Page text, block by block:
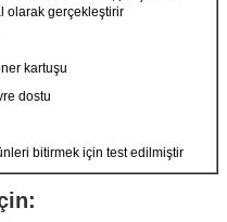
olarak gerçekleştirir
kartuşu
dostu
bitirmek için test edilmiştir